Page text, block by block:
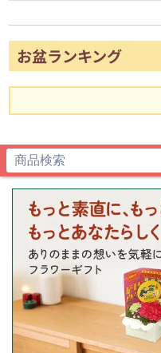
お盆ランキング